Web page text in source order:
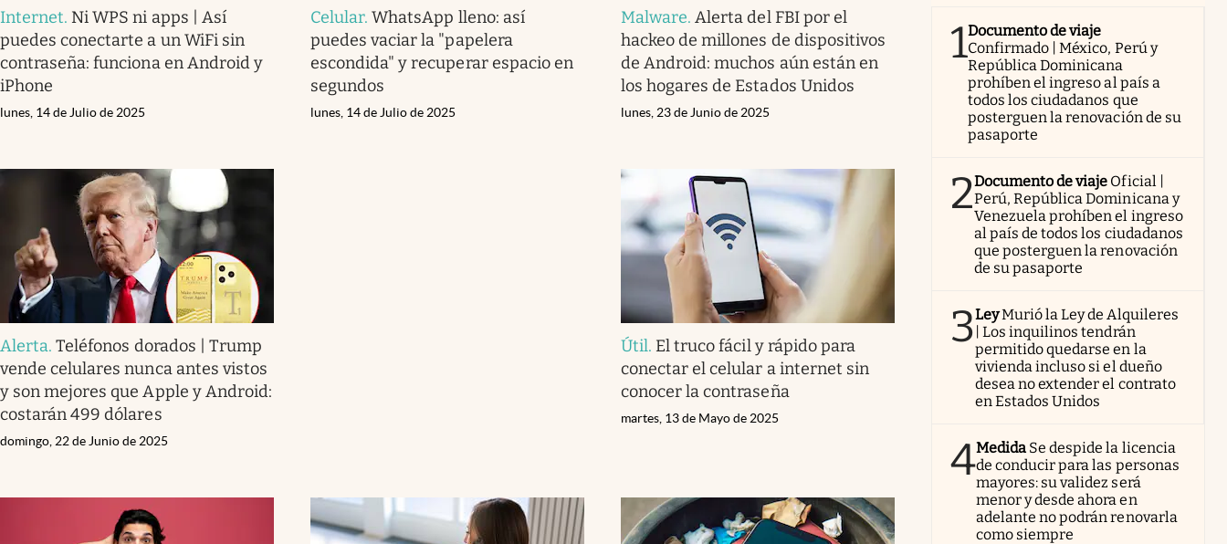
Internet. Ni WPS ni apps | Así
puedes conectarte a un WiFi sin
contraseña: funciona en Android y
iPhone
lunes, 14 de Julio de 2025
Celular.WhatsApp lleno: así
puedes vaciar la "papelera
escondida" y recuperar espacio en
segundos
lunes, 14 de Julio de 2025
Malware.Alerta del FBI por el
hackeo de millones de dispositivos
de Android: muchos aún están en
los hogares de Estados Unidos
lunes, 23 de Junio de 2025
Alerta.Teléfonos dorados | Trump
vende celulares nunca antes vistos
y son mejores que Apple y Android:
costarán 499 dólares
domingo, 22 de Junio de 2025
Útil. El truco fácil y rápido para
conectar el celular a internet sin
conocer la contraseña
martes, 13 de Mayo de 2025
1Documento de viaje
Confirmado | México, Perú y
República Dominicana
prohíben el ingreso al país a
todos los ciudadanos que
posterguen la renovación de su
pasaporte
2Documento de viaje Oficial |
Perú, República Dominicana y
Venezuela prohíben el ingreso
al país de todos los ciudadanos
que posterguen la renovación
de su pasaporte
3LeyMurió la Ley de Alquileres
| Los inquilinos tendrán
permitido quedarse en la
vivienda incluso si el dueño
desea no extender el contrato
en Estados Unidos
4Medida Se despide la licencia
de conducir para las personas
mayores: su validez será
menor y desde ahora en
adelante no podrán renovarla
como siempre